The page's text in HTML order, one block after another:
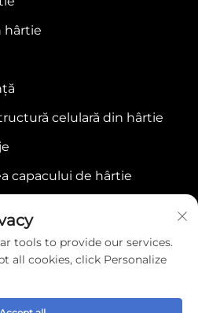
hârtie
celulară din hârtie
capacului de hârtie
Politica de confidențialitate
tools to provide our services.
all cookies, click Personalize